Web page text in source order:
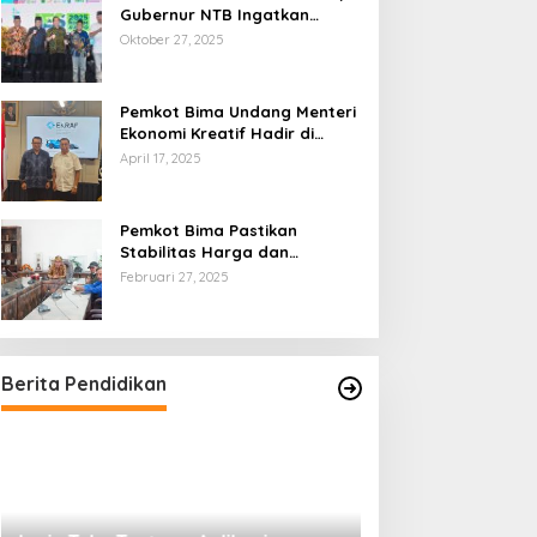
Gubernur NTB Ingatkan
Gagasan Ekonomi Syariah
Oktober 27, 2025
Pemkot Bima Undang Menteri
Ekonomi Kreatif Hadir di
Festival Rimpu
April 17, 2025
Pemkot Bima Pastikan
Stabilitas Harga dan
Ketersediaan Pangan
Februari 27, 2025
Berita Pendidikan